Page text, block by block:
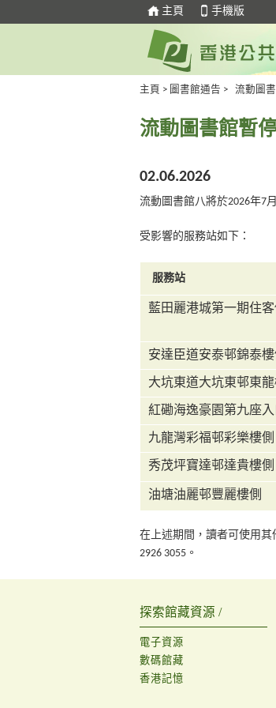
主頁 手機版
主頁 > 圖書館通告 > 流動圖
流動圖書館暫
02.06.2026
流動圖書館八將於2026年7
受影響的服務站如下：
服務站
藍田麗港城第一期住客
安達臣道安泰邨錦泰樓
大坑東道大坑東邨東龍
紅磡海逸豪園第九座入
九龍灣彩福邨彩樂樓側
秀茂坪寶達邨達貴樓側
油塘油麗邨豐麗樓側
在上述期間，讀者可使用其
2926 3055。
探索館藏資源 /
電子資源
數碼館藏
香港記憶